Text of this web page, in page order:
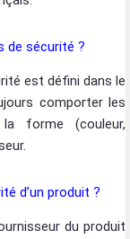
de sécurité ?
est défini dans le
comporter les
la forme (couleur,
d’un produit ?
du produit